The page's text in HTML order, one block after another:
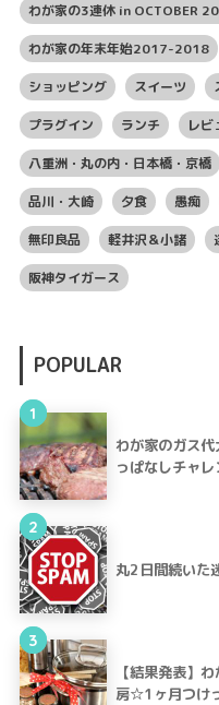
わが家の3連休 in OCTOBER
わが家の年末年始2017-2018
ショッピング スイーツ
プラグイン ランチ レビ
八重洲・丸の内・日本橋・京橋
品川・大崎 夕食 愚痴
無印良品 軽井沢＆小諸
阪神タイガース
POPULAR
1
わが家のガス
っぱなしチャ
2
丸2日間続いた
3
【結果発表】
房☆1ヶ月つけ